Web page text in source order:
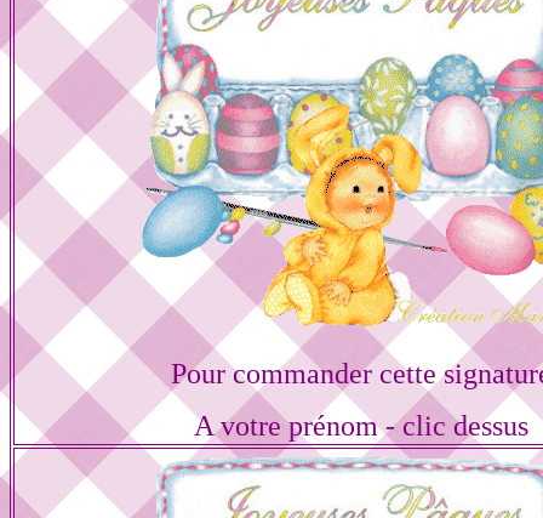
Pour commander cette
A votre prénom - clic dessus